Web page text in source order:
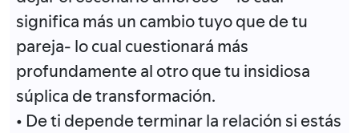
significa más un cambio tuyo que de tu
pareja- lo cual cuestionará más
profundamente al otro que tu insidiosa
súplica de transformación.
• De ti depende terminar la relación si estás